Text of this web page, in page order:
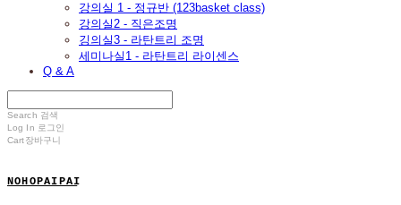
강의실 1 - 정규반 (123basket class)
강의실2 - 직은조명
깅의실3 - 라탄트리 조명
세미나실1 - 라탄트리 라이센스
Q & A
Search 검색
Log In 로그인
Cart장바구니
N O H O P A I P A I